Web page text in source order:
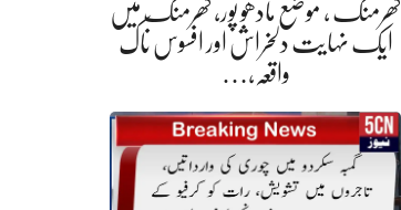
کھرمنگ ، موضع مادھو پور، کھرمنگ میں
ایک نہایت دلخراش اور افسوس ناک
واقعہ،…